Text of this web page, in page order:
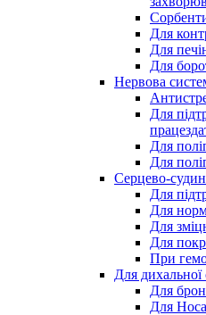
Для
Для
Для
Нервова
Для
Для
Для
Серцево-
Для
Для
Для
Для
При
Для дихальної
Для
Для Носа